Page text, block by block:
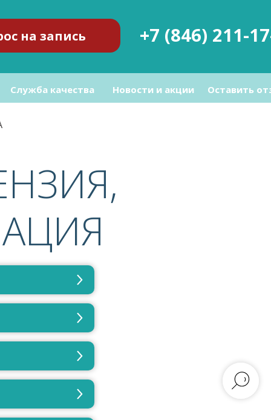
+7 (846) 211-
на запись
Служба качества Новости и акции Оставить